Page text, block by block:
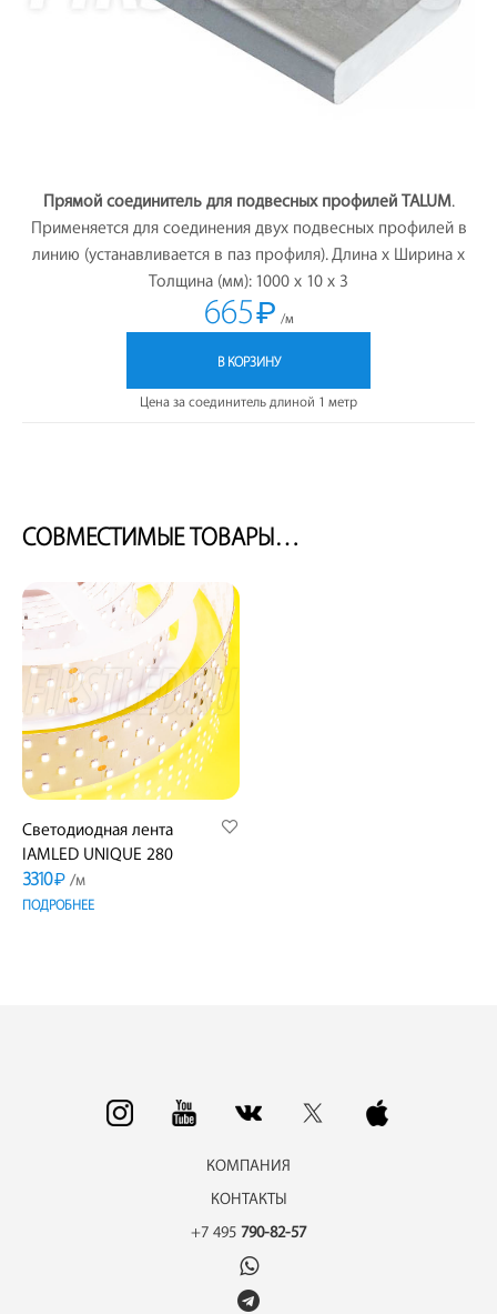
Прямой соединитель для подвесных профилей TALUM.
Применяется для соединения двух подвесных профилей в
линию (устанавливается в паз профиля). Длина х Ширина х
Толщина (мм): 1000 х 10 х 3
665₽ /м
В КОРЗИНУ
Цена за соединитель длиной 1 метр
СОВМЕСТИМЫЕ ТОВАРЫ…
Светодиодная лента
IAMLED UNIQUE 280
3310₽ /м
ПОДРОБНЕЕ
КОМПАНИЯ
КОНТАКТЫ
+7 495 790-82-57